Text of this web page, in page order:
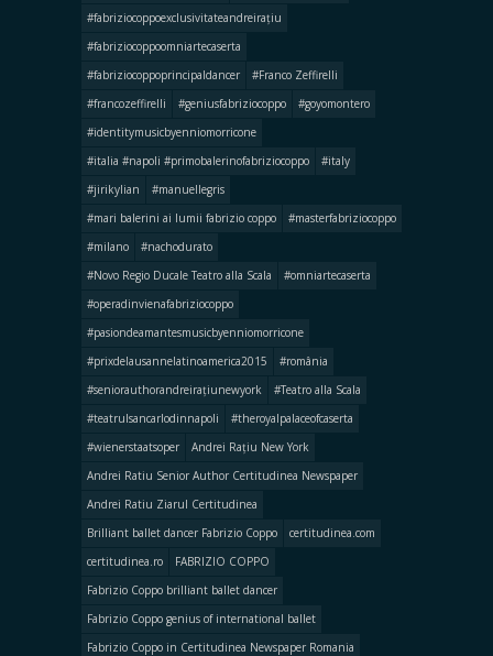
#fabriziocoppoexclusivitateandreirațiu
#fabriziocoppoomniartecaserta
#fabriziocoppoprincipaldancer
#Franco Zeffirelli
#francozeffirelli
#geniusfabriziocoppo
#goyomontero
#identitymusicbyenniomorricone
#italia #napoli #primobalerinofabriziocoppo
#italy
#jirikylian
#manuellegris
#mari balerini ai lumii fabrizio coppo
#masterfabriziocoppo
#milano
#nachodurato
#Novo Regio Ducale Teatro alla Scala
#omniartecaserta
#operadinvienafabriziocoppo
#pasiondeamantesmusicbyenniomorricone
#prixdelausannelatinoamerica2015
#românia
#seniorauthorandreirațiunewyork
#Teatro alla Scala
#teatrulsancarlodinnapoli
#theroyalpalaceofcaserta
#wienerstaatsoper
Andrei Rațiu New York
Andrei Ratiu Senior Author Certitudinea Newspaper
Andrei Ratiu Ziarul Certitudinea
Brilliant ballet dancer Fabrizio Coppo
certitudinea.com
certitudinea.ro
FABRIZIO COPPO
Fabrizio Coppo brilliant ballet dancer
Fabrizio Coppo genius of international ballet
Fabrizio Coppo in Certitudinea Newspaper Romania